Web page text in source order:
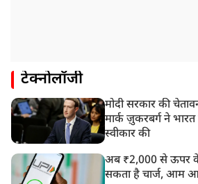
टेक्नोलॉजी
मोदी सरकार की
मार्क ज़ुकरबर्ग ने
स्वीकार की
अब ₹2,000 से ऊपर
सकता है चार्ज, आम